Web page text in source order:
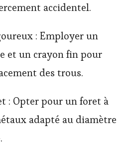
accidentel.
: Employer un
et un crayon fin pour
des trous.
: Opter pour un foret à
adapté au diamètre